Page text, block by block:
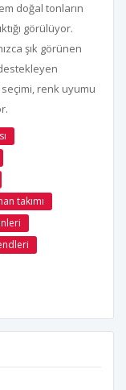
doğal tonların
görülüyor.
şık görünen
renk uyumu
takımı